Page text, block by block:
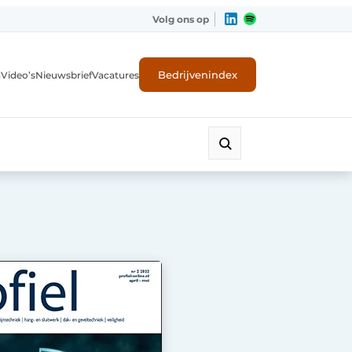
Volg ons op
Video’sNieuwsbriefVacatures Bedrijvenindex